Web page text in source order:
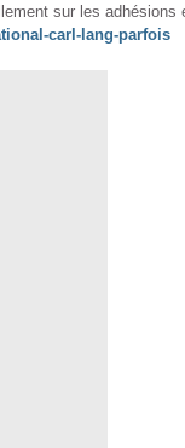
sur les
carl-lang-parfois